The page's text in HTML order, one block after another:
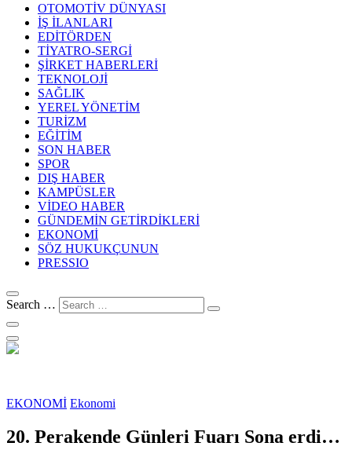
OTOMOTİV DÜNYASI
İŞ İLANLARI
EDİTÖRDEN
TİYATRO-SERGİ
ŞİRKET HABERLERİ
TEKNOLOJİ
SAĞLIK
YEREL YÖNETİM
TURİZM
EĞİTİM
SON HABER
SPOR
DIŞ HABER
KAMPÜSLER
VİDEO HABER
GÜNDEMİN GETİRDİKLERİ
EKONOMİ
SÖZ HUKUKÇUNUN
PRESSIO
Search …
EKONOMİ Ekonomi
20. Perakende Günleri Fuarı Sona erdi…